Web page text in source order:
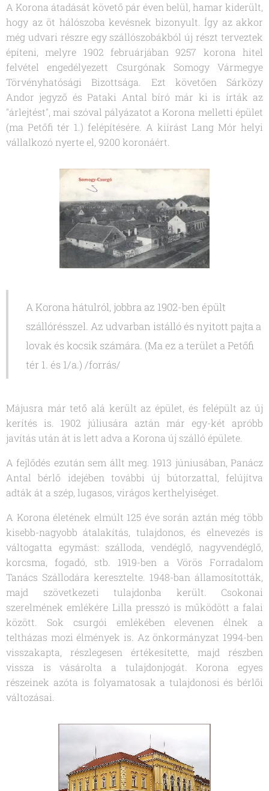
A Korona átadását követő pár éven belül, hamar kiderült,
hogy az öt hálószoba kevésnek bizonyult. Így az akkor
még udvari részre egy szállószobákból új részt terveztek
építeni, melyre 1902 februárjában 9257 korona hitel
felvétel engedélyezett Csurgónak Somogy Vármegye
Törvényhatósági Bizottsága. Ezt követően Sárközy
Andor jegyző és Pataki Antal bíró már ki is írták az
"árlejtést", mai szóval pályázatot a Korona melletti épület
(ma Petőfi tér 1.) felépítésére. A kiírást Lang Mór helyi
vállalkozó nyerte el, 9200 koronáért.
A Korona hátulról, jobbra az 1902-ben épült
szállórésszel. Az udvarban istálló és nyitott pajta a
lovak és kocsik számára. (Ma ez a terület a Petőfi
tér 1. és 1/a.) /forrás/
Májusra már tető alá került az épület, és felépült az új
kerítés is. 1902 júliusára aztán már egy-két apróbb
javítás után át is lett adva a Korona új szálló épülete.
A fejlődés ezután sem állt meg. 1913 júniusában, Panácz
Antal bérlő idejében további új bútorzattal, felújítva
adták át a szép, lugasos, virágos kerthelyiséget.
A Korona életének elmúlt 125 éve során aztán még több
kisebb-nagyobb átalakítás, tulajdonos, és elnevezés is
váltogatta egymást: szálloda, vendéglő, nagyvendéglő,
korcsma, fogadó, stb. 1919-ben a Vörös Forradalom
Tanács Szállodára keresztelte. 1948-ban államosították,
majd szövetkezeti tulajdonba került. Csokonai
szerelmének emlékére Lilla presszó is működött a falai
között. Sok csurgói emlékében elevenen élnek a
teltházas mozi élmények is. Az önkormányzat 1994-ben
visszakapta, részlegesen értékesítette, majd részben
vissza is vásárolta a tulajdonjogát. Korona egyes
részeinek azóta is folyamatosak a tulajdonosi és bérlői
változásai.